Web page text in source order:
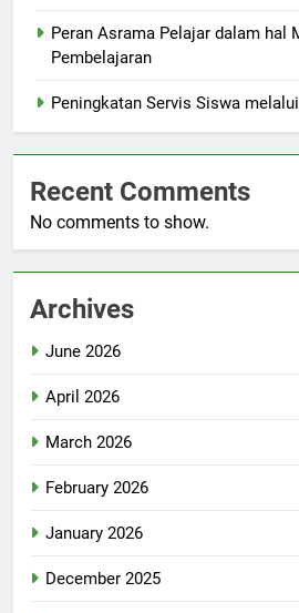
Peran Asrama Pelajar dalam hal
Pembelajaran
Peningkatan Servis Siswa
Recent Comments
No comments to show.
Archives
June 2026
April 2026
March 2026
February 2026
January 2026
December 2025